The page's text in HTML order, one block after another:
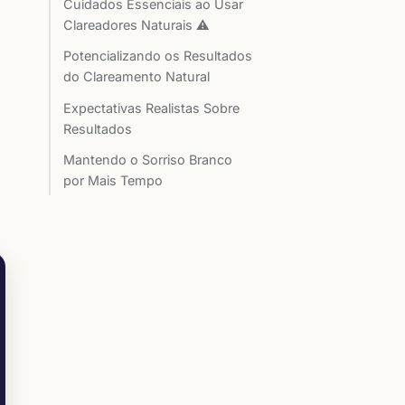
Cuidados Essenciais ao Usar
Clareadores Naturais ⚠️
Potencializando os Resultados
do Clareamento Natural
Expectativas Realistas Sobre
Resultados
Mantendo o Sorriso Branco
por Mais Tempo